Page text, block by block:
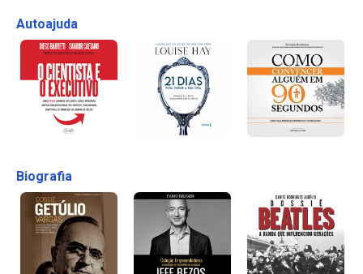
Autoajuda
Biografia